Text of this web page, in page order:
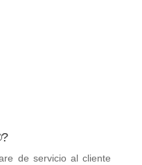
de servicio al cliente